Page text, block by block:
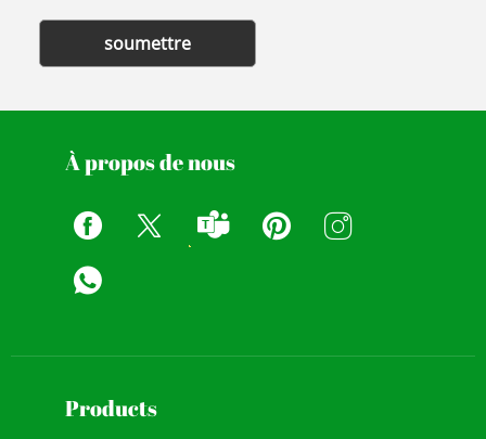
soumettre
À propos de nous
Products